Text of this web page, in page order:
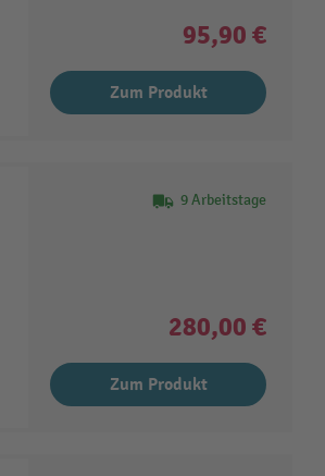
95,90 €
Zum Produkt
9 Arbeitstage
280,00 €
Zum Produkt